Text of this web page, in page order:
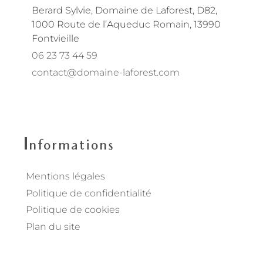
Berard Sylvie, Domaine de Laforest, D82,
1000 Route de l’Aqueduc Romain, 13990
Fontvieille
06 23 73 44 59
contact@domaine-laforest.com
Informations
Mentions légales
Politique de confidentialité
Politique de cookies
Plan du site